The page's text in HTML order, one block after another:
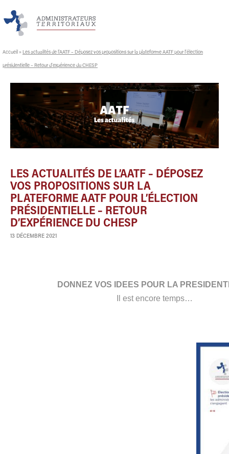
Accueil » Les actualités de l’AATF – Déposez vos propositions sur la plateforme AATF pour l’élection
présidentielle – Retour d’expérience du CHESP
LES ACTUALITÉS DE L’AATF – DÉPOSEZ
VOS PROPOSITIONS SUR LA
PLATEFORME AATF POUR L’ÉLECTION
PRÉSIDENTIELLE – RETOUR
D’EXPÉRIENCE DU CHESP
13 DÉCEMBRE 2021
DONNEZ VOS IDEES POUR LA
Il est encore temps…